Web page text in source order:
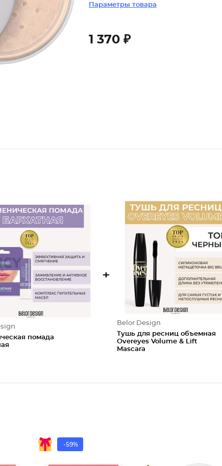
Параметры товара
1 370 ₽
помада
+
Belor Design
Тушь для ресниц объемная
Overeyes Volume & Lift
Mascara
-59%